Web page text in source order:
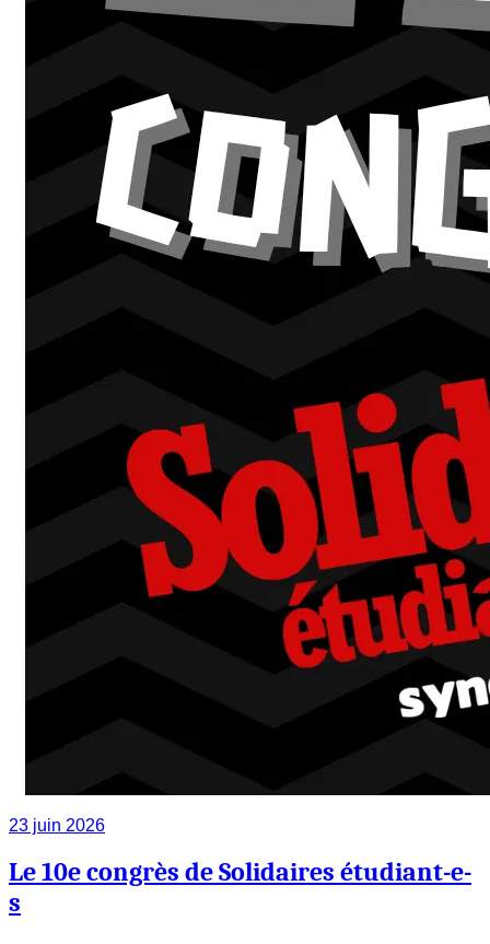
23 juin 2026
Le 10e congrès de Solidaires étudiant-e-
s